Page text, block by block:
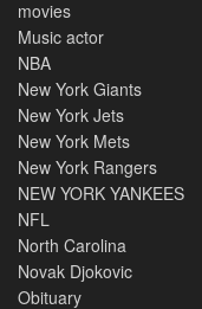
movies
Music actor
NBA
New York Giants
New York Jets
New York Mets
New York Rangers
NEW YORK YANKEES
NFL
North Carolina
Novak Djokovic
Obituary